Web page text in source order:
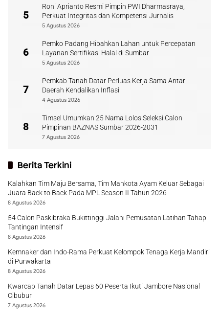
5
Roni Aprianto Resmi Pimpin PWI Dharmasraya,
Perkuat Integritas dan Kompetensi Jurnalis
5 Agustus 2026
6
Pemko Padang Hibahkan Lahan untuk Percepatan
Layanan Sertifikasi Halal di Sumbar
5 Agustus 2026
7
Pemkab Tanah Datar Perluas Kerja Sama Antar
Daerah Kendalikan Inflasi
4 Agustus 2026
8
Timsel Umumkan 25 Nama Lolos Seleksi Calon
Pimpinan BAZNAS Sumbar 2026-2031
7 Agustus 2026
Berita Terkini
Kalahkan Tim Maju Bersama, Tim Mahkota Ayam Keluar Sebagai
Juara Back to Back Pada MPL Season II Tahun 2026
8 Agustus 2026
54 Calon Paskibraka Bukittinggi Jalani Pemusatan Latihan Tahap
Tantingan Intensif
8 Agustus 2026
Kemnaker dan Indo-Rama Perkuat Kelompok Tenaga Kerja Mandiri
di Purwakarta
8 Agustus 2026
Kwarcab Tanah Datar Lepas 60 Peserta Ikuti Jambore Nasional
Cibubur
7 Agustus 2026